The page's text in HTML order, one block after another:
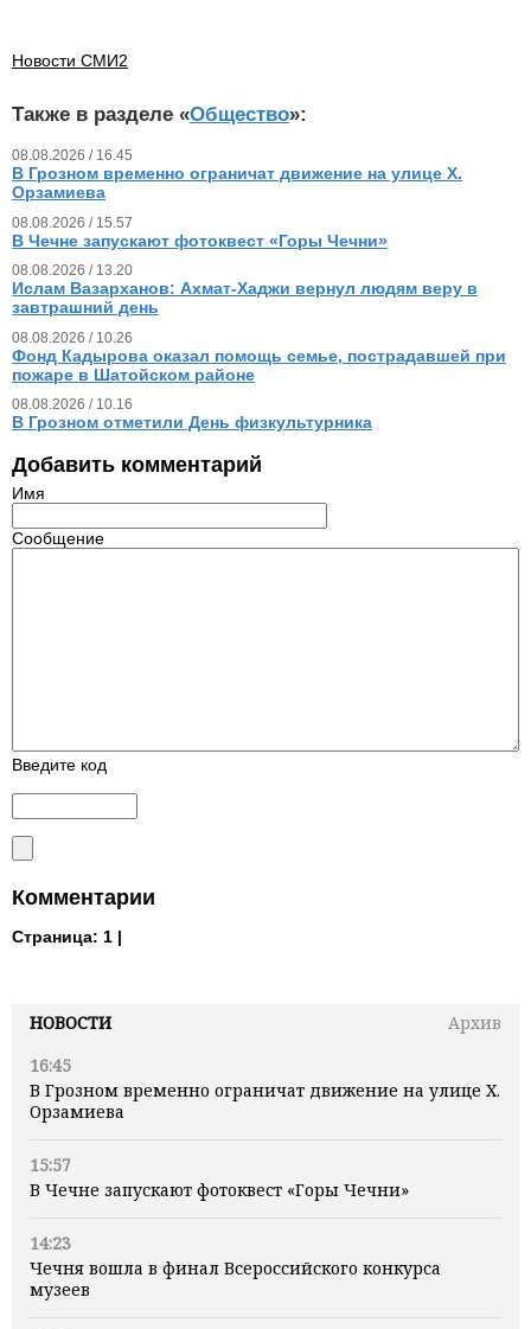
НОВОСТИ
Архив
16:45
В Грозном временно ограничат движение на улице Х.
Орзамиева
15:57
В Чечне запускают фотоквест «Горы Чечни»
14:23
Чечня вошла в финал Всероссийского конкурса
музеев
Новости СМИ2
Также в разделе «Общество»:
08.08.2026 / 16.45
В Грозном временно ограничат движение на улице Х.
Орзамиева
08.08.2026 / 15.57
В Чечне запускают фотоквест «Горы Чечни»
08.08.2026 / 13.20
Ислам Вазарханов: Ахмат-Хаджи вернул людям веру в
завтрашний день
08.08.2026 / 10.26
Фонд Кадырова оказал помощь семье, пострадавшей при
пожаре в Шатойском районе
08.08.2026 / 10.16
В Грозном отметили День физкультурника
Добавить комментарий
Имя
Сообщение
Введите код
Комментарии
Страница: 1 |